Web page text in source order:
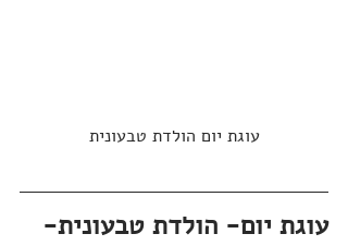
עוגת יום הולדת טבעונית
עוגת יום- הולדת טבעונית-